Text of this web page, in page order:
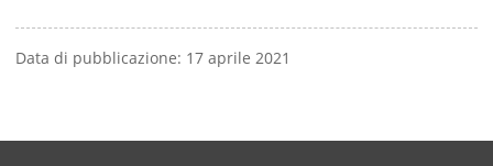
Data di pubblicazione: 17 aprile 2021